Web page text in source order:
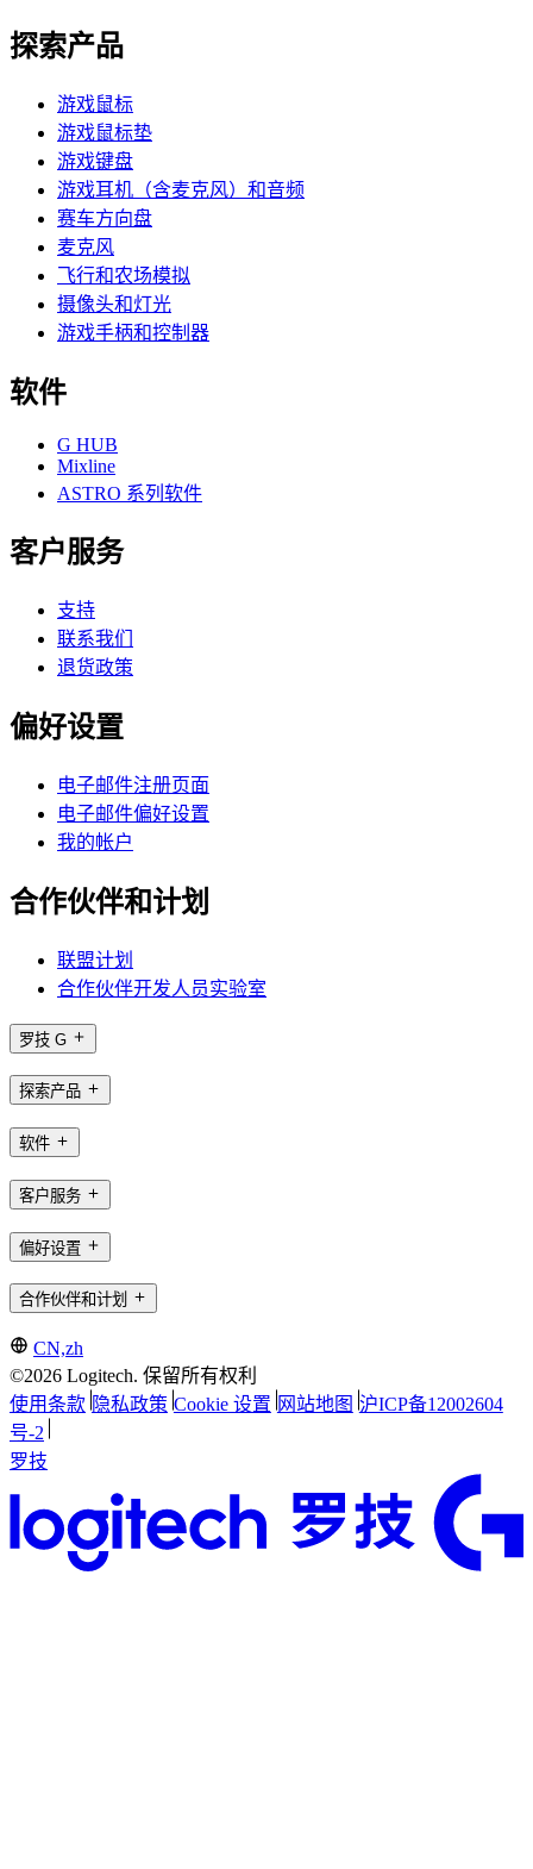
探索产品
游戏鼠标
游戏鼠标垫
游戏键盘
游戏耳机（含麦克风）和音频
赛车方向盘
麦克风
飞行和农场模拟
摄像头和灯光
游戏手柄和控制器
软件
G HUB
Mixline
ASTRO 系列软件
客户服务
支持
联系我们
退货政策
偏好设置
电子邮件注册页面
电子邮件偏好设置
我的帐户
合作伙伴和计划
联盟计划
合作伙伴开发人员实验室
罗技 G
探索产品
软件
客户服务
偏好设置
合作伙伴和计划
CN,zh
©2026 Logitech. 保留所有权利
使用条款 隐私政策 Cookie 设置 网站地图 沪ICP备12002604
号-2
罗技